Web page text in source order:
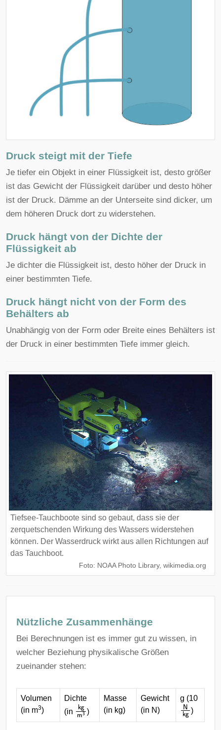
Druck steigt mit der Tiefe
Je tiefer ein Objekt in einer Flüssigkeit ist, desto größer
ist das Gewicht der Flüssigkeit darüber und desto höher
ist der Druck. Dämme an der Unterseite sind dicker, um
dem höheren Druck dort zu widerstehen.
Druck hängt von der Dichte der
Flüssigkeit ab
Je dichter die Flüssigkeit ist, desto höher der Druck in
einer bestimmten Tiefe.
Druck hängt nicht von der Form des
Behälters ab
Unabhängig von der Form oder Breite eines Behälters ist
der Druck in einer bestimmten Tiefe immer gleich.
Tiefsee-Tauchboote sind so gebaut, dass sie der
zerquetschenden Wirkung des Wassers widerstehen
können. Der Wasserdruck wirkt aus allen Richtungen auf
das Tauchboot.
Foto: NOAA Photo Library, wikimedia.org
Nützliche Zusammenhänge
Bei Berechnungen ist es immer gut zu wissen, in
welcher Beziehung physikalische Größen
zueinander stehen:
Volumen
(in m3)
Dichte
(in
kg m
)
Masse
(in kg)
Gewicht
(in N)
g (10
Nkg
)